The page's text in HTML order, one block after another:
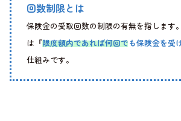
回数制限とは
保険金の受取回数の制限の有無を指します。
は『限度額内であれば何回でも保険金を受
仕組みです。